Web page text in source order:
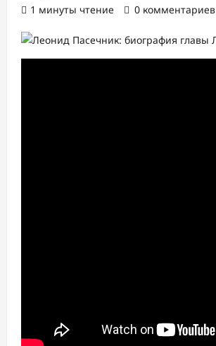
1 минуты чтение
0 комментариев